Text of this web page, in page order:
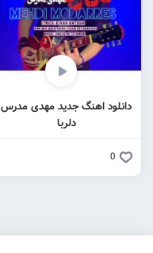
دانلود اهنگ جدید مهدی مدرس
دلربا
0